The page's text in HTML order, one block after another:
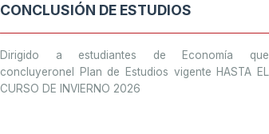
CONCLUSIÓN DE ESTUDIOS
Dirigido a estudiantes de Economía que
concluyeronel Plan de Estudios vigente HASTA EL
CURSO DE INVIERNO 2026